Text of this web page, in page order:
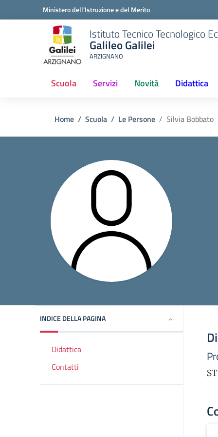
Ministero dell'Istruzione e del Merito
Istituto Tecnico Tecnologico
Galileo Galilei
ARZIGNANO
Scuola Servizi Novità Didattica
(current)
Home Scuola Le Persone Silvia Bobbato
INDICE DELLA PAGINA
Didattica
Contatti